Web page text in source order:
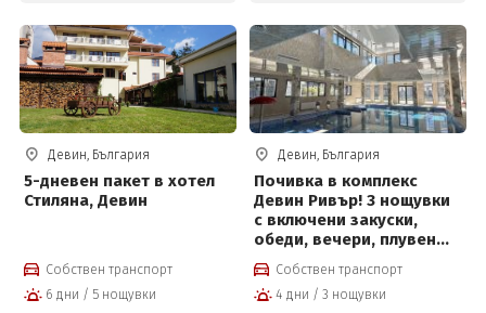
Девин, България
5-дневен пакет в хотел
Стиляна, Девин
Собствен транспорт
6 дни / 5 нощувки
Девин, България
Почивка в комплекс
Девин Ривър! 3 нощувки
с включени закуски,
обеди, вечери, плувен
басейн и Релакс център
Собствен транспорт
4 дни / 3 нощувки